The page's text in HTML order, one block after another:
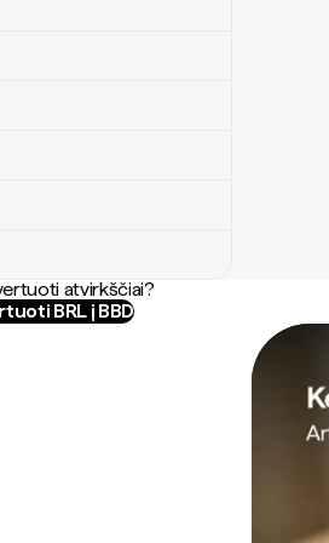
atvirkščiai?
BRL į BBD